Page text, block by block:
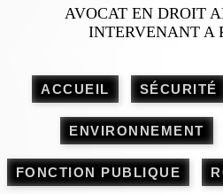
AVOCAT EN DROIT
INTERVENANT A
ACCUEIL SÉCURITÉ
ENVIRONNEMENT
FONCTION PUBLIQUE